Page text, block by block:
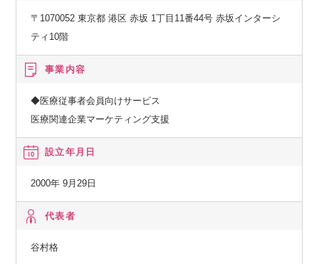
〒1070052 東京都 港区 赤坂 1丁目11番44号 赤坂インターシ
ティ10階
事業内容
◆医療従事者会員向けサービス
医療関連企業マーケティング支援
設立年月日
2000年 9月29日
代表者
谷村格